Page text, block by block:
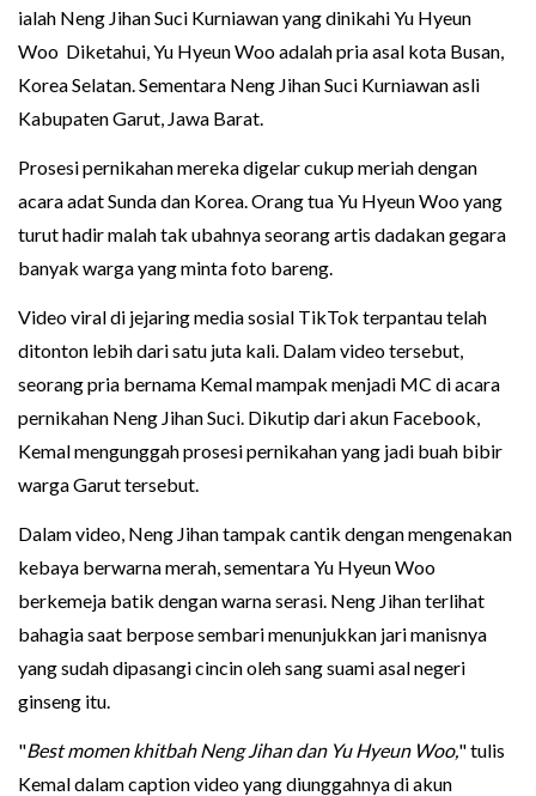
ialah Neng Jihan Suci Kurniawan yang dinikahi Yu Hyeun
Woo Diketahui, Yu Hyeun Woo adalah pria asal kota Busan,
Korea Selatan. Sementara Neng Jihan Suci Kurniawan asli
Kabupaten Garut, Jawa Barat.
Prosesi pernikahan mereka digelar cukup meriah dengan
acara adat Sunda dan Korea. Orang tua Yu Hyeun Woo yang
turut hadir malah tak ubahnya seorang artis dadakan gegara
banyak warga yang minta foto bareng.
Video viral di jejaring media sosial TikTok terpantau telah
ditonton lebih dari satu juta kali. Dalam video tersebut,
seorang pria bernama Kemal mampak menjadi MC di acara
pernikahan Neng Jihan Suci. Dikutip dari akun Facebook,
Kemal mengunggah prosesi pernikahan yang jadi buah bibir
warga Garut tersebut.
Dalam video, Neng Jihan tampak cantik dengan mengenakan
kebaya berwarna merah, sementara Yu Hyeun Woo
berkemeja batik dengan warna serasi. Neng Jihan terlihat
bahagia saat berpose sembari menunjukkan jari manisnya
yang sudah dipasangi cincin oleh sang suami asal negeri
ginseng itu.
"Best momen khitbah Neng Jihan dan Yu Hyeun Woo," tulis
Kemal dalam caption video yang diunggahnya di akun